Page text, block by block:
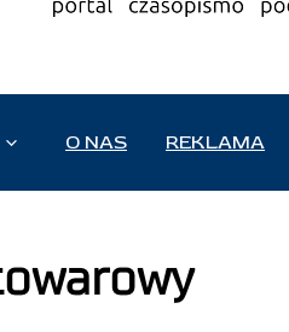
O NAS REKLAMA